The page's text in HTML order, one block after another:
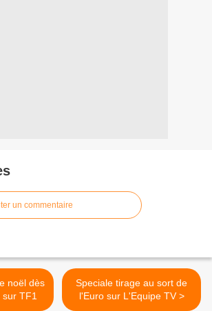
un commentaire
TF1
Speciale tirage au sort de
l'Euro sur L'Equipe TV >